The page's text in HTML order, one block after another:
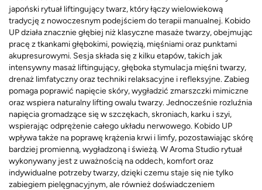
japoński rytuał liftingujący twarz, który łączy wielowiekową
tradycję z nowoczesnym podejściem do terapii manualnej. Kobido
UP działa znacznie głębiej niż klasyczne masaże twarzy, obejmując
pracę z tkankami głębokimi, powięzią, mięśniami oraz punktami
akupresurowymi. Sesja składa się z kilku etapów, takich jak
intensywny masaż liftingujący, głęboka stymulacja mięśni twarzy,
drenaż limfatyczny oraz techniki relaksacyjne i refleksyjne. Zabieg
pomaga poprawić napięcie skóry, wygładzić zmarszczki mimiczne
oraz wspiera naturalny lifting owalu twarzy. Jednocześnie rozluźnia
napięcia gromadzące się w szczękach, skroniach, karku i szyi,
wspierając odprężenie całego układu nerwowego. Kobido UP
wpływa także na poprawę krążenia krwi i limfy, pozostawiając skórę
bardziej promienną, wygładzoną i świeżą. W Aroma Studio rytuał
wykonywany jest z uważnością na oddech, komfort oraz
indywidualne potrzeby twarzy, dzięki czemu staje się nie tylko
zabiegiem pielęgnacyjnym, ale również doświadczeniem